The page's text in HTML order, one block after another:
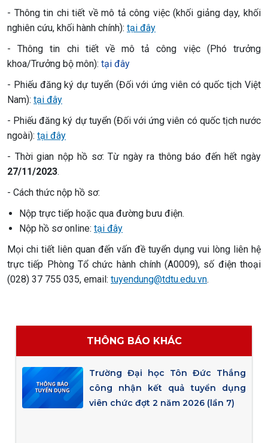
- Thông tin chi tiết về mô tả công việc (khối giảng dạy, khối
nghiên cứu, khối hành chính): tại đây
- Thông tin chi tiết về mô tả công việc (Phó trưởng
khoa/Trưởng bộ môn): tại đây
- Phiếu đăng ký dự tuyển (Đối với ứng viên có quốc tịch Việt
Nam): tại đây
- Phiếu đăng ký dự tuyển (Đối với ứng viên có quốc tịch nước
ngoài): tại đây
- Thời gian nộp hồ sơ: Từ ngày ra thông báo đến hết ngày
27/11/2023.
- Cách thức nộp hồ sơ:
Nộp trực tiếp hoặc qua đường bưu điện.
Nộp hồ sơ online: tại đây
Mọi chi tiết liên quan đến vấn đề tuyển dụng vui lòng liên hệ
trực tiếp Phòng Tổ chức hành chính (A0009), số điện thoại
(028) 37 755 035, email: tuyendung@tdtu.edu.vn.
THÔNG BÁO KHÁC
Trường Đại học Tôn Đức Thắng
công nhận kết quả tuyển dụng
viên chức đợt 2 năm 2026 (lần 7)